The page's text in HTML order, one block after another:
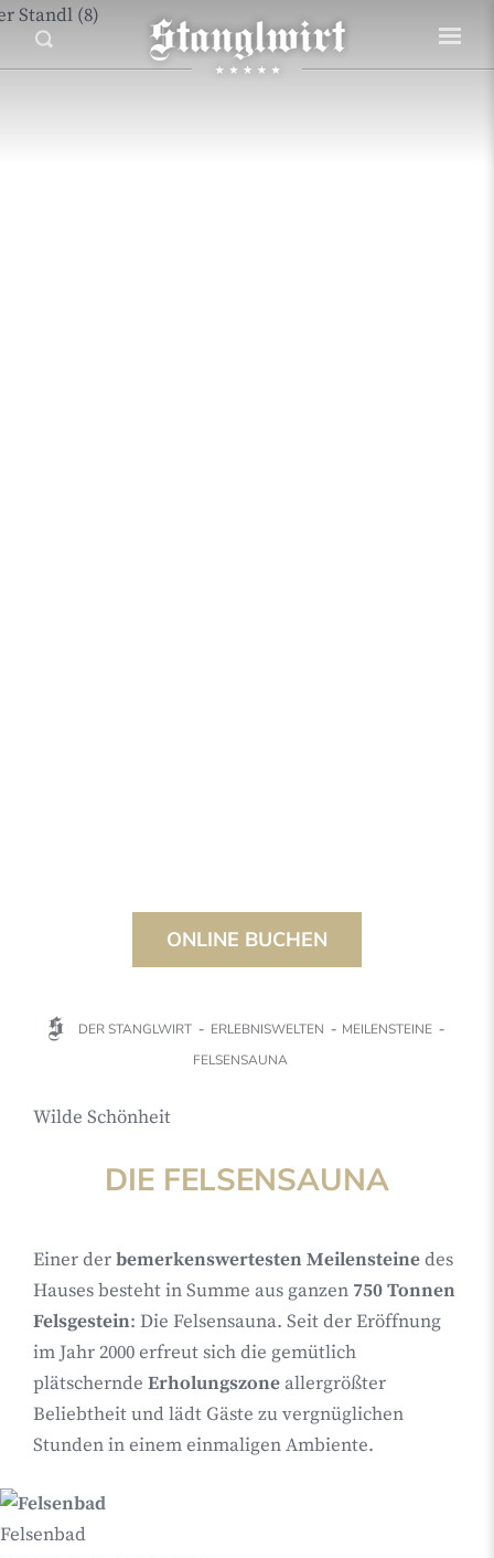
ONLINE BUCHEN
DER STANGLWIRT ERLEBNISWELTEN
MEILENSTEINE
FELSENSAUNA
Wilde Schönheit
DIE FELSENSAUNA
Einer derbemerkenswertesten Meilensteinedes
Hauses besteht in Summe aus ganzen 750 Tonnen
Felsgestein: Die Felsensauna. Seit der Eröffnung
im Jahr 2000 erfreut sich die gemütlich
plätschernde Erholungszone allergrößter
Beliebtheit und lädt Gäste zu vergnüglichen
Stunden in einem einmaligen Ambiente.
Felsenbad